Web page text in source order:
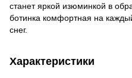
станет яркой изюминкой в
ботинка комфортная на
снег.
Характеристики